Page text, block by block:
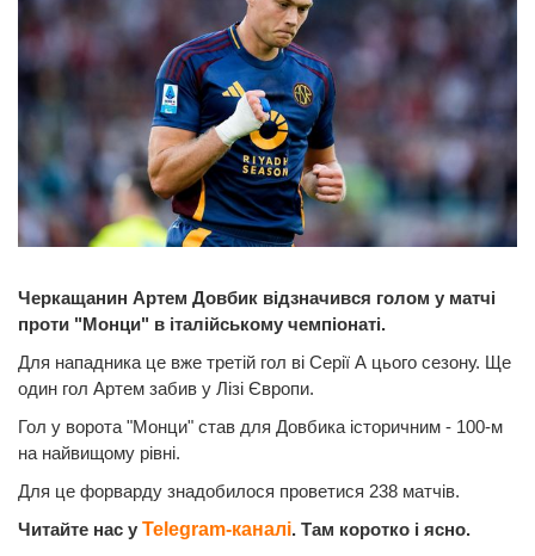
Черкащанин Артем Довбик відзначився голом у матчі
проти "Монци" в італійському чемпіонаті.
Для нападника це вже третій гол ві Серії А цього сезону. Ще
один гол Артем забив у Лізі Європи.
Гол у ворота "Монци" став для Довбика історичним - 100-м
на найвищому рівні.
Для це форварду знадобилося проветися 238 матчів.
Читайте нас у Telegram-каналі. Там коротко і ясно.